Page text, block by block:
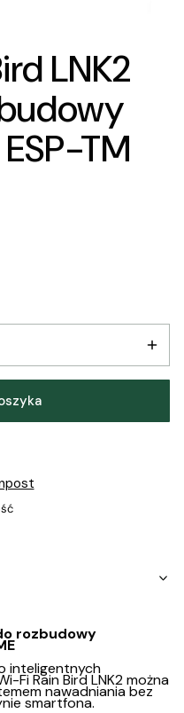
LNK2
TM
rozbudowy
inteligentnych
Fi Rain Bird LNK2 można
nawadniania bez
smartfona.